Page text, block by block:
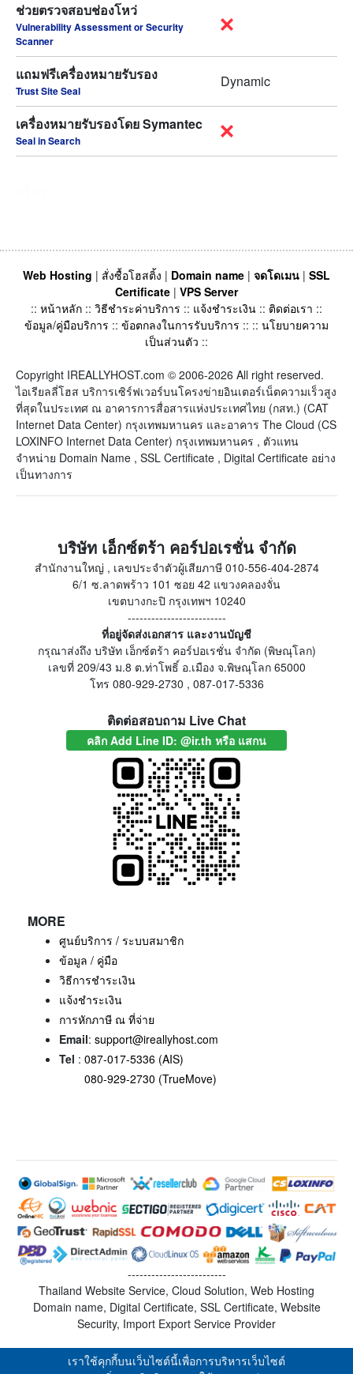
ช่วยตรวจสอบช่องโหว่
Vulnerability Assessment or Security
Scanner
แถมฟรีเครื่องหมายรับรอง
Trust Site Seal
Dynamic
เครื่องหมายรับรองโดย Symantec
Seal in Search
Web Hosting | สั่งซื้อโฮสติ้ง | Domain name | จดโดเมน | SSL
Certificate | VPS Server
:: หน้าหลัก :: วิธีชำระค่าบริการ :: แจ้งชำระเงิน :: ติดต่อเรา ::
ข้อมูล/คู่มือบริการ :: ข้อตกลงในการรับบริการ :: :: นโยบายความ
เป็นส่วนตัว ::
Copyright IREALLYHOST.com © 2006-2026 All right reserved.
ไอเรียลลี่โฮส บริการเซิร์ฟเวอร์บนโครงข่ายอินเตอร์เน็ตความเร็วสูง
ที่สุดในประเทศ ณ อาคารการสื่อสารแห่งประเทศไทย (กสท.) (CAT
Internet Data Center) กรุงเทพมหานคร และอาคาร The Cloud (CS
LOXINFO Internet Data Center) กรุงเทพมหานคร , ตัวแทน
จำหน่าย Domain Name , SSL Certificate , Digital Certificate อย่าง
เป็นทางการ
บริษัท เอ็กซ์ตร้า คอร์ปอเรชั่น จำกัด
สำนักงานใหญ่ , เลขประจำตัวผู้เสียภาษี 010-556-404-2874
6/1 ซ.ลาดพร้าว 101 ซอย 42 แขวงคลองจั่น
เขตบางกะปิ กรุงเทพฯ 10240
-------------------------
ที่อยู่จัดส่งเอกสาร และงานบัญชี
กรุณาส่งถึง บริษัท เอ็กซ์ตร้า คอร์ปอเรชั่น จำกัด (พิษณุโลก)
เลขที่ 209/43 ม.8 ต.ท่าโพธิ์ อ.เมือง จ.พิษณุโลก 65000
โทร 080-929-2730 , 087-017-5336
ติดต่อสอบถาม Live Chat
คลิก Add Line ID: @ir.th หรือ แสกน
MORE
ศูนย์บริการ / ระบบสมาชิก
ข้อมูล / คู่มือ
วิธีการชำระเงิน
แจ้งชำระเงิน
การหักภาษี ณ ที่จ่าย
Email: support@ireallyhost.com
Tel : 087-017-5336 (AIS)
080-929-2730 (TrueMove)
-------------------------
Thailand Website Service, Cloud Solution, Web Hosting
Domain name, Digital Certificate, SSL Certificate, Website
Security, Import Export Service Provider
เราใช้คุกกี้บนเว็บไซต์นี้เพื่อการบริหารเว็บไซต์